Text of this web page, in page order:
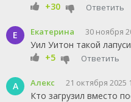
+30
Ответить
Е Екатерина 30 ноября
Уил Уитон такой
+5
Ответить
А Алекс 21 октября 2025
Кто загрузил вместо